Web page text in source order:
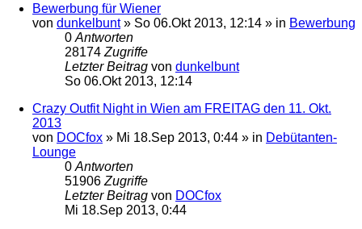
Bewerbung für Wiener
von dunkelbunt» So 06.Okt 2013, 12:14 » in Bewerbung
0 Antworten
28174 Zugriffe
Letzter Beitrag von dunkelbunt
So 06.Okt 2013, 12:14
Crazy Outfit Night in Wien am FREITAG den 11. Okt.
2013
von DOCfox » Mi 18.Sep 2013, 0:44 » in Debütanten-
Lounge
0 Antworten
51906 Zugriffe
Letzter Beitrag von DOCfox
Mi 18.Sep 2013, 0:44